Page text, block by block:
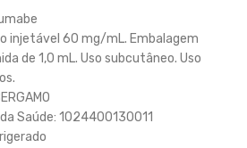
injetável 60 mg/mL. Embalagem
de 1,0 mL. Uso subcutâneo. Uso
Saúde: 1024400130011